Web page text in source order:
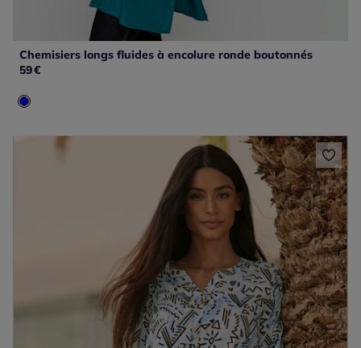
Chemisiers longs fluides à encolure ronde boutonnés
59€